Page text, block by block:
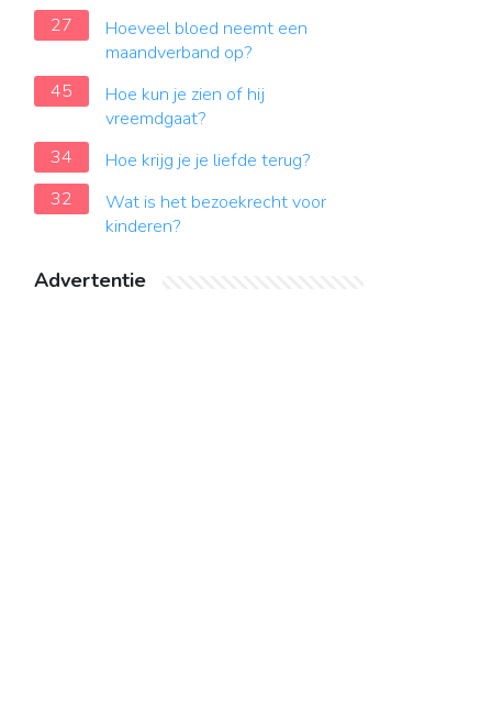
27
Hoeveel bloed neemt een
maandverband op?
45
Hoe kun je zien of hij
vreemdgaat?
34
Hoe krijg je je liefde terug?
32
Wat is het bezoekrecht voor
kinderen?
Advertentie